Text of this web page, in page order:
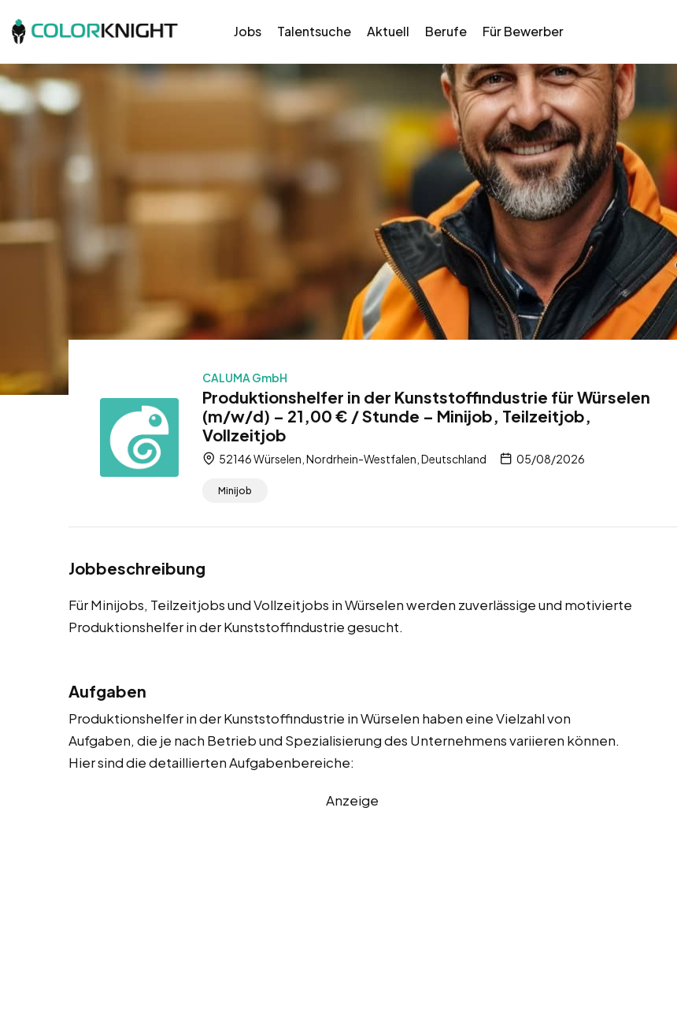
Jobs Talentsuche Aktuell Berufe Für Bewerber
CALUMA GmbH
Produktionshelfer in der Kunststoffindustrie für Würselen
(m/w/d) – 21,00 € / Stunde – Minijob, Teilzeitjob,
Vollzeitjob
52146 Würselen, Nordrhein-Westfalen, Deutschland 05/08/2026
Minijob
Jobbeschreibung
Für Minijobs, Teilzeitjobs und Vollzeitjobs in Würselen werden zuverlässige und motivierte
Produktionshelfer in der Kunststoffindustrie gesucht.
Aufgaben
Produktionshelfer in der Kunststoffindustrie in Würselen haben eine Vielzahl von
Aufgaben, die je nach Betrieb und Spezialisierung des Unternehmens variieren können.
Hier sind die detaillierten Aufgabenbereiche:
Anzeige